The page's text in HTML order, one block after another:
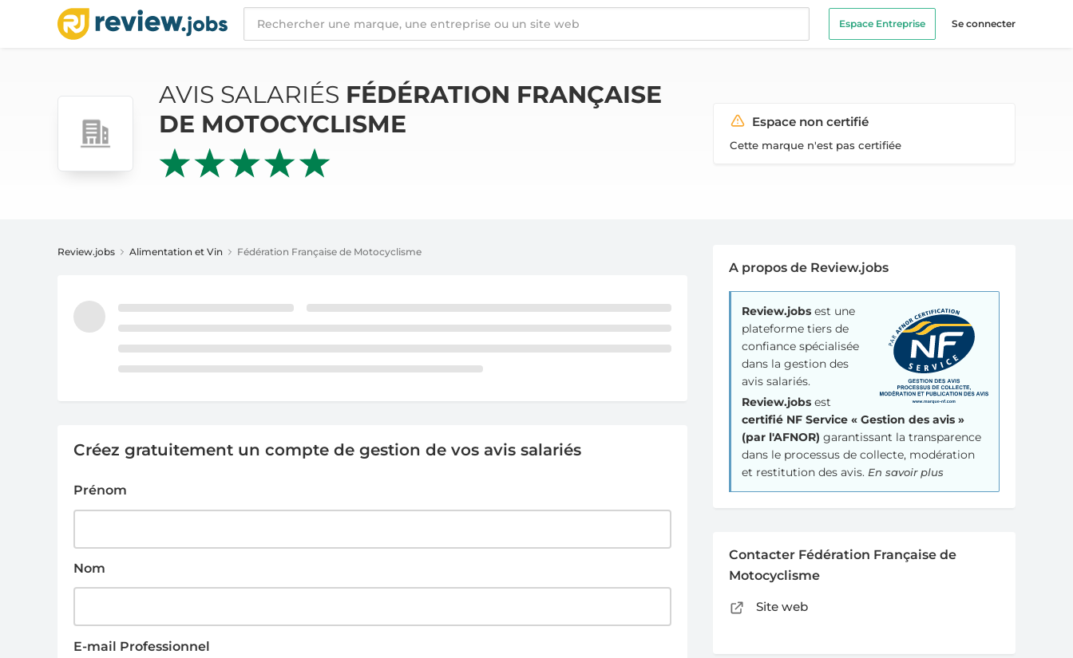
Espace Entreprise Se connecter
AVIS SALARIÉS FÉDÉRATION FRANÇAISE DE MOTOCYCLISME
AVIS SALARIÉS FÉDÉRATION FRANÇAISE
DE MOTOCYCLISME
Espace non certifié
Cette marque n'est pas certifiée
Review.jobs Alimentation et Vin Fédération Française de Motocyclisme
Créez gratuitement un compte de gestion de vos avis salariés
Prénom
Nom
E-mail Professionnel
A propos de Review.jobs
Review.jobs est une
plateforme tiers de
confiance spécialisée
dans la gestion des
avis salariés.
Review.jobs est
certifié NF Service « Gestion des avis »
(par l'AFNOR) garantissant la transparence
dans le processus de collecte, modération
et restitution des avis.En savoir plus
Contacter Fédération Française de
Motocyclisme
Site web